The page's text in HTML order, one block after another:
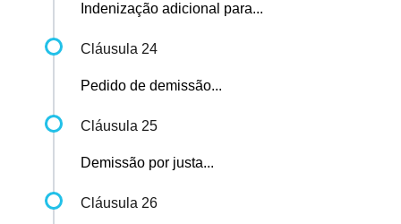
Indenização adicional para...
Cláusula 24
Pedido de demissão...
Cláusula 25
Demissão por justa...
Cláusula 26